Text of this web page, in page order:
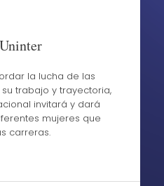
la lucha de las
trabajo y trayectoria,
invitará y dará
mujeres que
carreras.